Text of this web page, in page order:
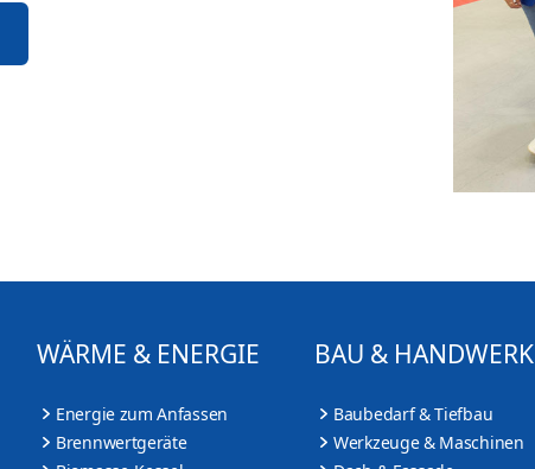
WÄRME & ENERGIE
Energie zum Anfassen
Brennwertgeräte
BAU & HANDWERK
Baubedarf & Tiefbau
Werkzeuge & Maschinen